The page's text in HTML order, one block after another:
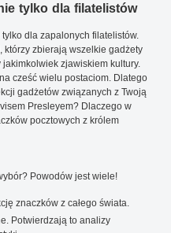
tylko dla filatelistów
dla zapalonych filatelistów.
którzy zbierają wszelkie gadżety
zjawiskiem kultury.
cześć wielu postaciom. Dlatego
gadżetów związanych z Twoją
Presleyem? Dlaczego w
pocztowych z królem
Powodów jest wiele!
znaczków z całego świata.
Potwierdzają to analizy